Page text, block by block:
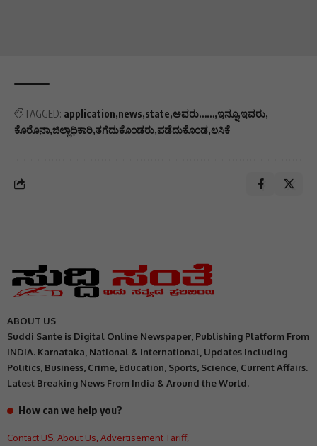
TAGGED: application news state ಅವರು…… ಇನ್ನೂ ಇವರು
ಕೊರೊನಾ ಜಿಲ್ಲಾಧಿಕಾರಿ ತಗೆದುಕೊಂಡರು ಪಡೆದುಕೊಂಡ ಲಸಿಕೆ
ABOUT US
Suddi Sante is Digital Online Newspaper, Publishing Platform From
INDIA. Karnataka, National & International, Updates including
Politics, Business, Crime, Education, Sports, Science, Current Affairs.
Latest Breaking News From India & Around the World.
How can we help you?
Contact US About Us Advertisement Tariff,